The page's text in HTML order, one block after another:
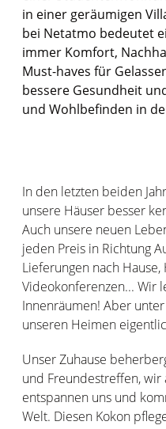
in einer geräumigen
bei Netatmo bedeutet
immer Komfort,
Must-haves für
bessere Gesundheit
und Wohlbefinden in
In den letzten beiden
unsere Häuser besser
Auch unsere neuen
jeden Preis in Richtung
Lieferungen nach
Videokonferenzen... Wir
Innenräumen! Aber
unseren Heimen
Unser Zuhause
und Freundestreffen, wir
entspannen uns und
Welt. Diesen Kokon